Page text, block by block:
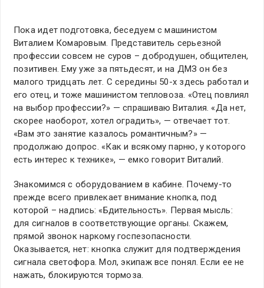
Пока идет подготовка, беседуем с машинистом
Виталием Комаровым. Представитель серьезной
профессии совсем не суров – добродушен, общителен,
позитивен. Ему уже за пятьдесят, и на ДМЗ он без
малого тридцать лет. С середины 50-х здесь работал и
его отец, и тоже машинистом тепловоза. «Отец повлиял
на выбор профессии?» — спрашиваю Виталия. «Да нет,
скорее наоборот, хотел оградить», — отвечает тот.
«Вам это занятие казалось романтичным?» —
продолжаю допрос. «Как и всякому парню, у которого
есть интерес к технике», — емко говорит Виталий.
Знакомимся с оборудованием в кабине. Почему-то
прежде всего привлекает внимание кнопка, под
которой – надпись: «Бдительность». Первая мысль:
для сигналов в соответствующие органы. Скажем,
прямой звонок наркому госпезопасности.
Оказывается, нет: кнопка служит для подтверждения
сигнала светофора. Мол, экипаж все понял. Если ее не
нажать, блокируются тормоза.